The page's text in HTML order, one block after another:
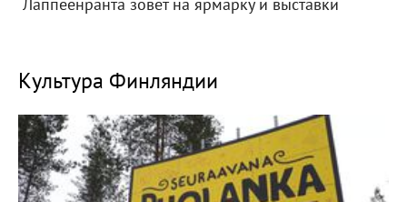
Лаппеенранта зовет на ярмарку и выставки
Культура Финляндии